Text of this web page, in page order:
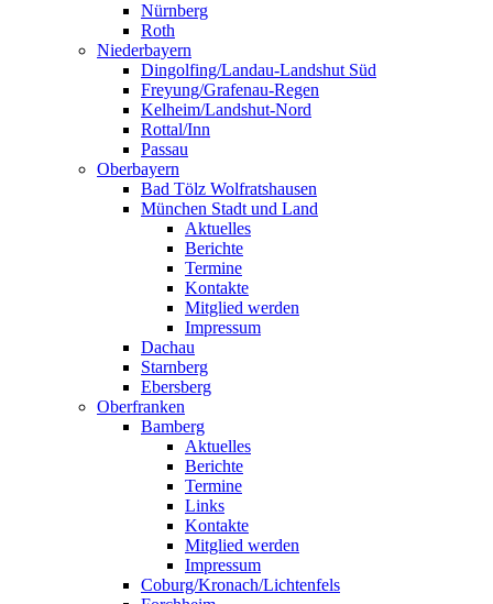
Nürnberg
Roth
Niederbayern
Dingolfing/Landau-Landshut Süd
Freyung/Grafenau-Regen
Kelheim/Landshut-Nord
Rottal/Inn
Passau
Oberbayern
Bad Tölz Wolfratshausen
München Stadt und Land
Aktuelles
Berichte
Termine
Kontakte
Mitglied werden
Impressum
Dachau
Starnberg
Ebersberg
Oberfranken
Bamberg
Aktuelles
Berichte
Termine
Links
Kontakte
Mitglied werden
Impressum
Coburg/Kronach/Lichtenfels